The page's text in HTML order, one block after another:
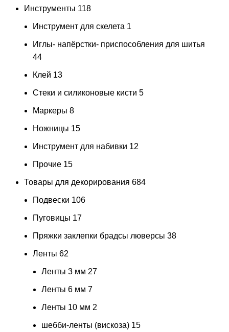
Инструменты 118
Инструмент для скелета 1
Иглы- напёрстки- приспособления для шитья
44
Клей 13
Стеки и силиконовые кисти 5
Маркеры 8
Ножницы 15
Инструмент для набивки 12
Прочие 15
Товары для декорирования 684
Подвески 106
Пуговицы 17
Пряжки заклепки брадсы люверсы 38
Ленты 62
Ленты 3 мм 27
Ленты 6 мм 7
Ленты 10 мм 2
шебби-ленты (вискоза) 15